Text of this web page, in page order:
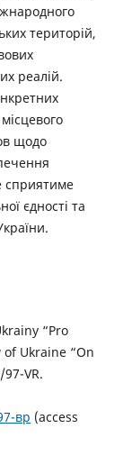
територій,
реалій.
щодо
сприятиме
єдності та
“Pro
Ukraine “On
VR.
вр (access